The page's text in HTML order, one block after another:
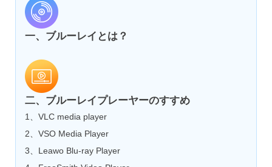
一、ブルーレイとは？
二、ブルーレイプレーヤーのすすめ
1、VLC media player
2、VSO Media Player
3、Leawo Blu-ray Player